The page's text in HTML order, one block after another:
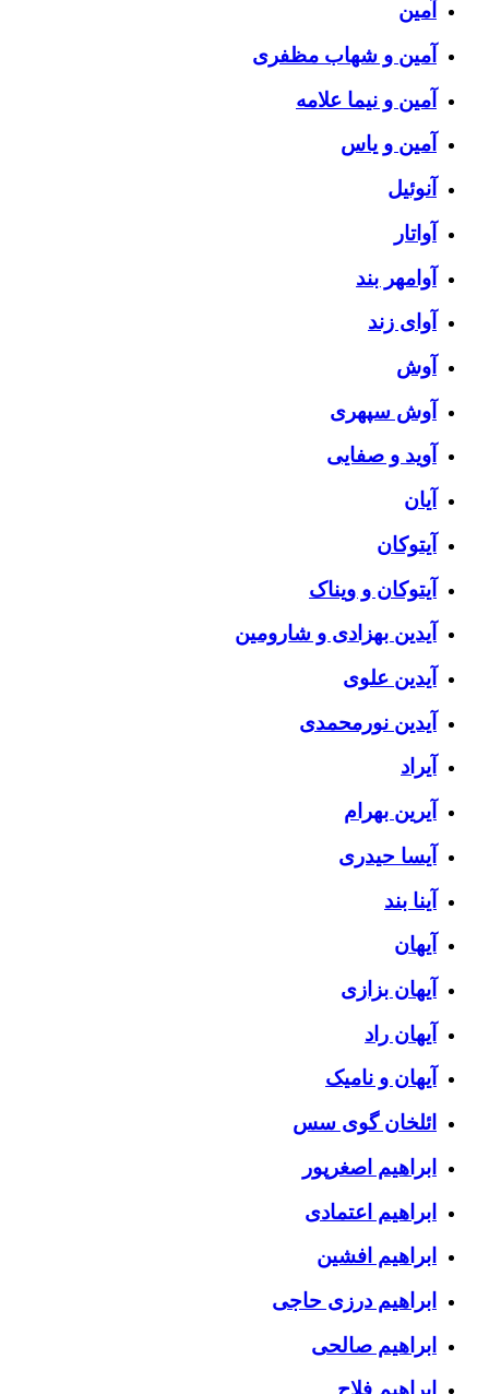
آمین
آمین و شهاب مظفری
آمین و نیما علامه
آمین و یاس
آنوئیل
آواتار
آوامهر بند
آوای زند
آوش
آوش سپهری
آوید و صفایی
آیان
آیتوکان
آیتوکان و ویناک
آیدین بهزادی و شارومین
آیدین علوی
آیدین نورمحمدی
آیراد
آیرین بهرام
آیسا حیدری
آینا بند
آیهان
آیهان بزازی
آیهان راد
آیهان و نامیک
ائلخان گوی سس
ابراهیم اصغرپور
ابراهیم اعتمادی
ابراهیم افشین
ابراهیم درزی حاجی
ابراهیم صالحی